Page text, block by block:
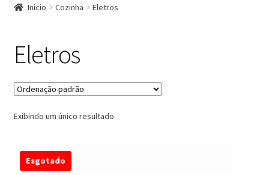
Balcão
Cozinha completa
Eletros
Fruteira
Início Cozinha Eletros
Eletros
Exibindo um único resultado
Esgotado